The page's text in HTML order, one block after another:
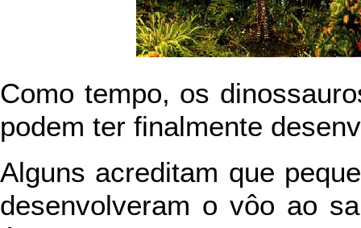
Como tempo, os
podem ter finalmente
Alguns acreditam que
desenvolveram o vôo ao